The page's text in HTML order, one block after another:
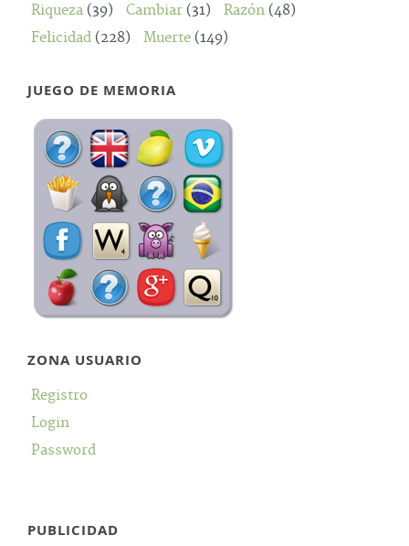
Riqueza (39) Cambiar (31) Razón (48)
Felicidad (228) Muerte (149)
JUEGO DE MEMORIA
ZONA USUARIO
Registro
Login
Password
PUBLICIDAD